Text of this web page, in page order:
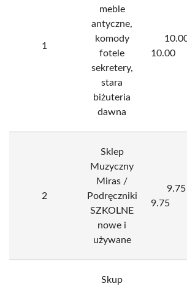
1
meble
antyczne,
komody
fotele
sekretery,
stara
biżuteria
dawna
10.00
2
Sklep
Muzyczny
Miras /
Podręczniki
SZKOLNE
nowe i
używane
9.75
9.75
Skup